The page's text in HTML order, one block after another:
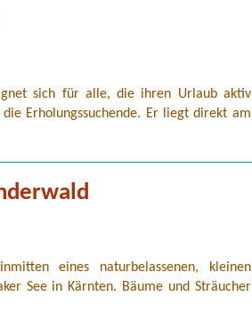
sich für alle, die ihren Urlaub aktiv
Erholungssuchende. Er liegt direkt am
eines naturbelassenen, kleinen
See in Kärnten. Bäume und Sträucher